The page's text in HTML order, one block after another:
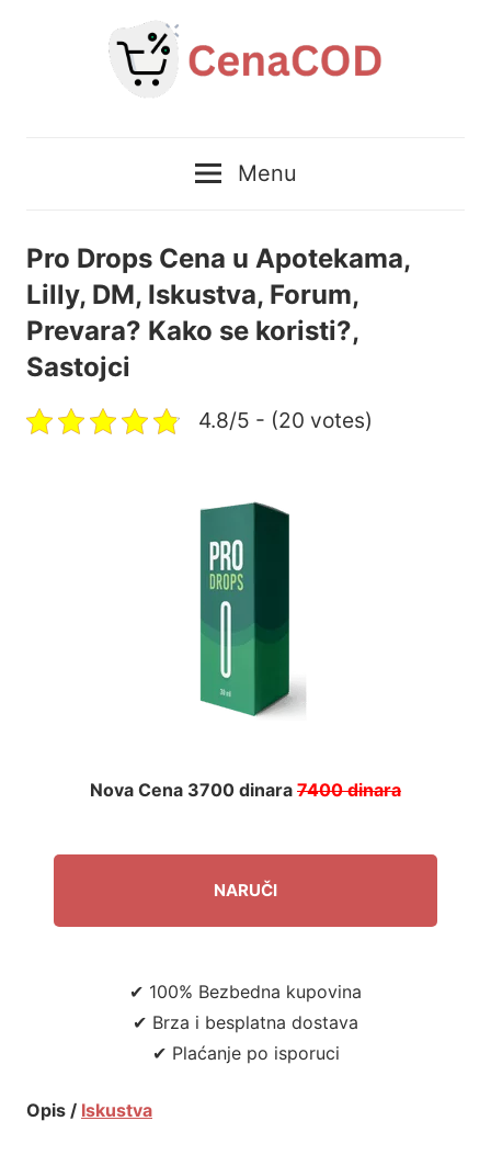
Prirodni
proizvodi
po
najboljoj
Menu
Pro Drops Cena u Apotekama,
Lilly, DM, Iskustva, Forum,
Prevara? Kako se koristi?,
Sastojci
4.8/5 - (20 votes)
Nova Cena 3700 dinara 7400 dinara
NARUČI
✔ 100% Bezbedna kupovina
✔ Brza i besplatna dostava
✔ Plaćanje po isporuci
Opis / Iskustva